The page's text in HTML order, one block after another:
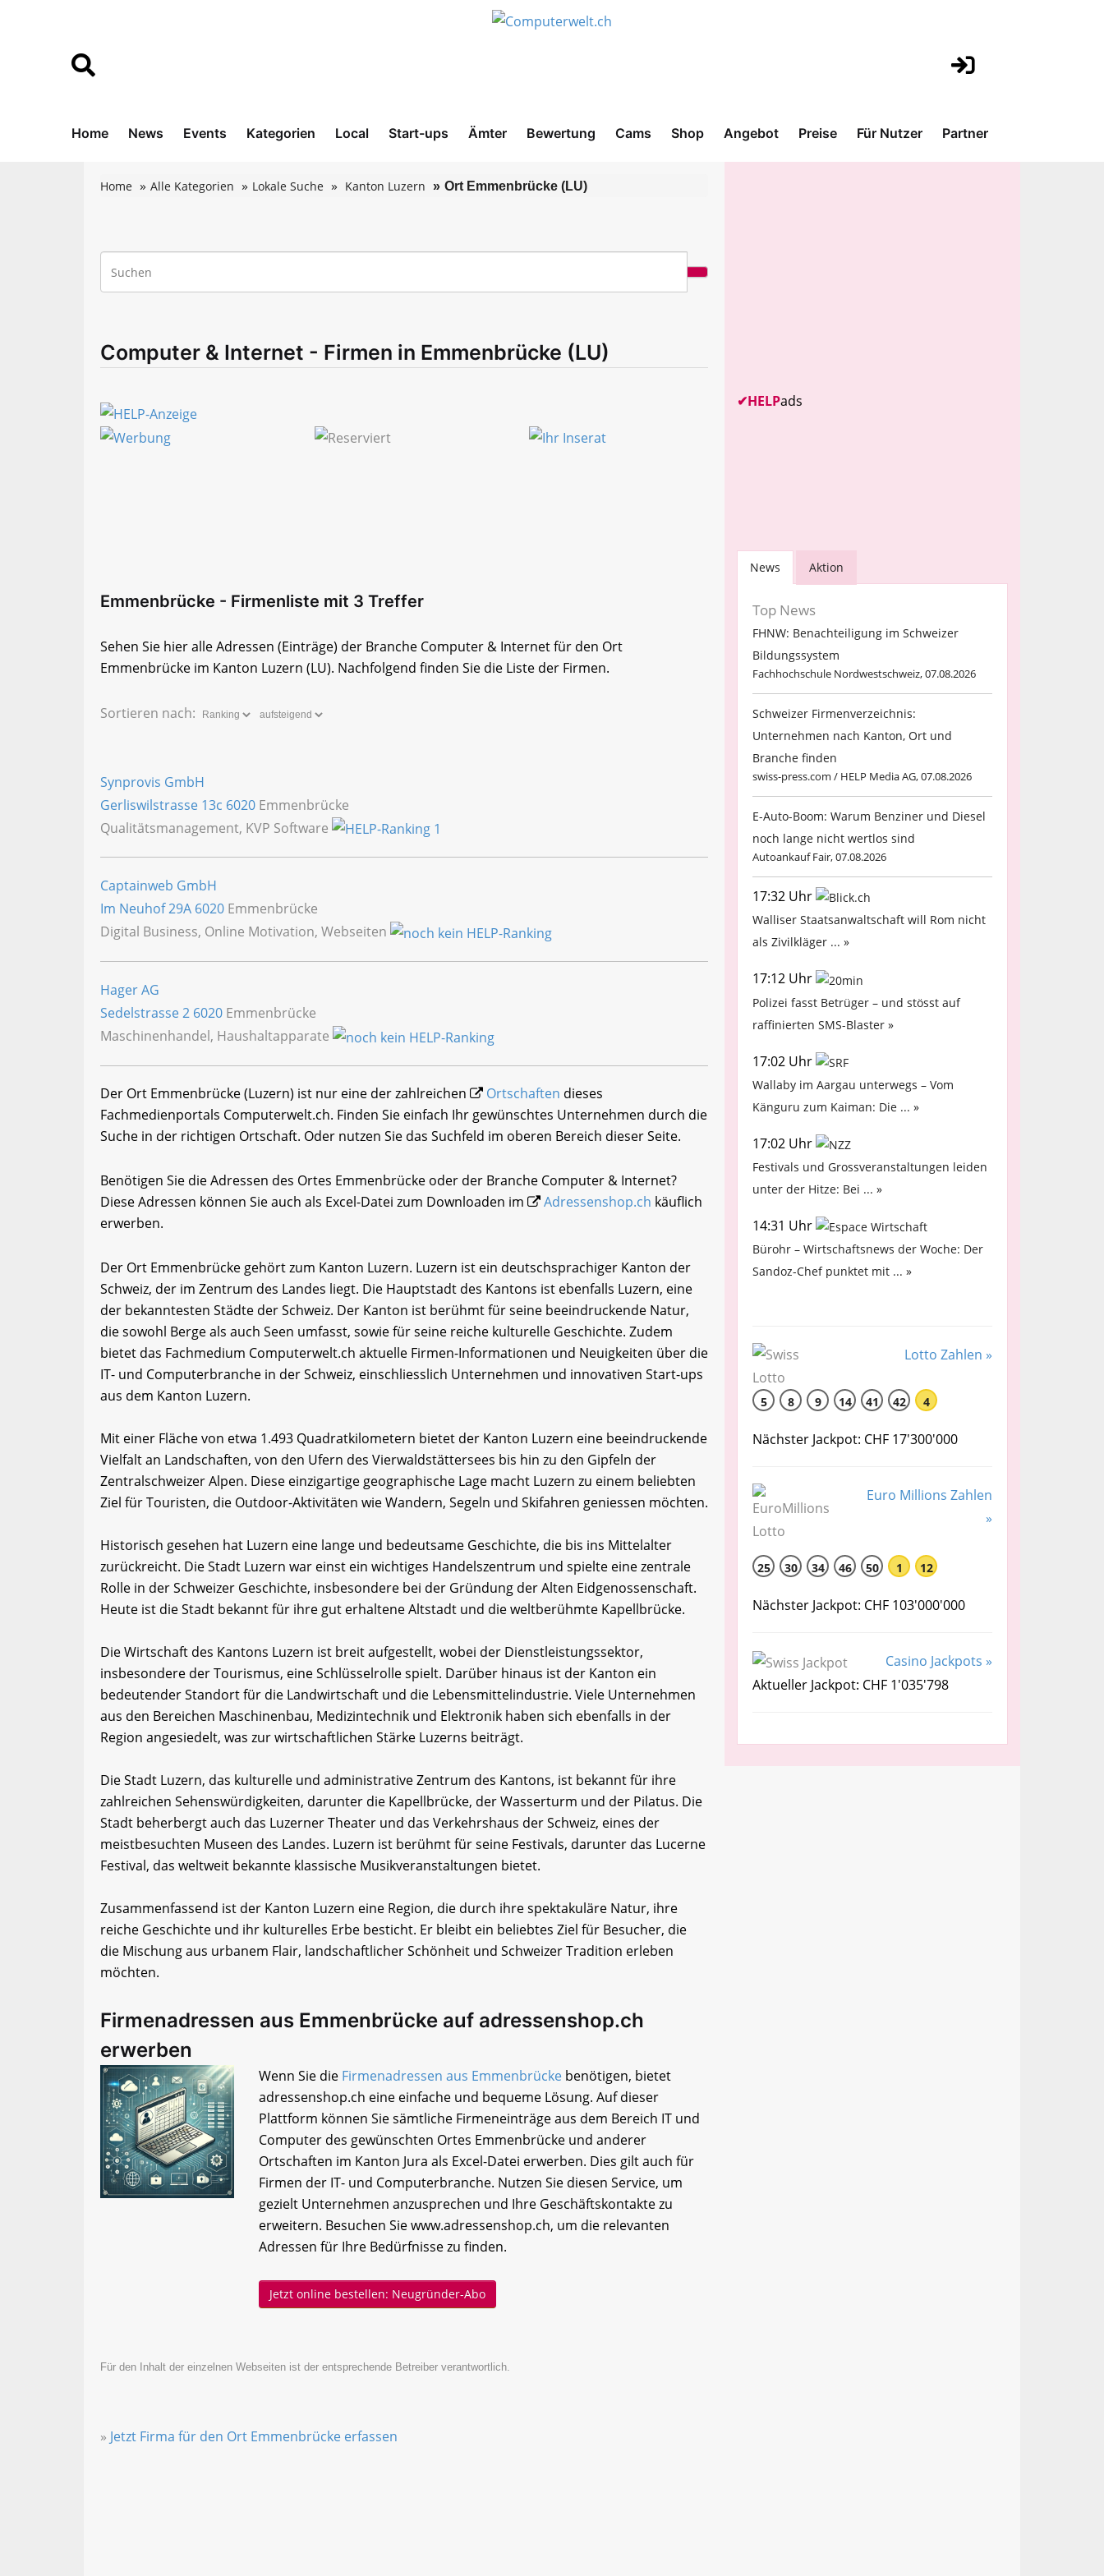
Home News Events Kategorien Local Start-ups Ämter Bewertung Cams Shop Angebot Preise Für Nutzer Partner
Home Alle Kategorien Lokale Suche Kanton Luzern Ort Emmenbrücke (LU)
Computer & Internet - Firmen in Emmenbrücke (LU)
Emmenbrücke - Firmenliste mit 3 Treffer
Sehen Sie hier alle Adressen (Einträge) der Branche Computer & Internet für den Ort
Emmenbrücke im Kanton Luzern (LU). Nachfolgend finden Sie die Liste der Firmen.
Sortieren nach:
Synprovis GmbH
Gerliswilstrasse 13c 6020 Emmenbrücke
Qualitätsmanagement, KVP Software
Captainweb GmbH
Im Neuhof 29A 6020 Emmenbrücke
Digital Business, Online Motivation, Webseiten
Hager AG
Sedelstrasse 2 6020 Emmenbrücke
Maschinenhandel, Haushaltapparate
Der Ort Emmenbrücke (Luzern) ist nur eine der zahlreichen Ortschaften dieses
Fachmedienportals Computerwelt.ch. Finden Sie einfach Ihr gewünschtes Unternehmen durch die
Suche in der richtigen Ortschaft. Oder nutzen Sie das Suchfeld im oberen Bereich dieser Seite.
Benötigen Sie die Adressen des Ortes Emmenbrücke oder der Branche Computer & Internet?
Diese Adressen können Sie auch als Excel-Datei zum Downloaden im
Adressenshop.ch käuflich
erwerben.
Der Ort Emmenbrücke gehört zum Kanton Luzern. Luzern ist ein deutschsprachiger Kanton der
Schweiz, der im Zentrum des Landes liegt. Die Hauptstadt des Kantons ist ebenfalls Luzern, eine
der bekanntesten Städte der Schweiz. Der Kanton ist berühmt für seine beeindruckende Natur,
die sowohl Berge als auch Seen umfasst, sowie für seine reiche kulturelle Geschichte. Zudem
bietet das Fachmedium Computerwelt.ch aktuelle Firmen-Informationen und Neuigkeiten über die
IT- und Computerbranche in der Schweiz, einschliesslich Unternehmen und innovativen Start-ups
aus dem Kanton Luzern.
Mit einer Fläche von etwa 1.493 Quadratkilometern bietet der Kanton Luzern eine beeindruckende
Vielfalt an Landschaften, von den Ufern des Vierwaldstättersees bis hin zu den Gipfeln der
Zentralschweizer Alpen. Diese einzigartige geographische Lage macht Luzern zu einem beliebten
Ziel für Touristen, die Outdoor-Aktivitäten wie Wandern, Segeln und Skifahren geniessen möchten.
Historisch gesehen hat Luzern eine lange und bedeutsame Geschichte, die bis ins Mittelalter
zurückreicht. Die Stadt Luzern war einst ein wichtiges Handelszentrum und spielte eine zentrale
Rolle in der Schweizer Geschichte, insbesondere bei der Gründung der Alten Eidgenossenschaft.
Heute ist die Stadt bekannt für ihre gut erhaltene Altstadt und die weltberühmte Kapellbrücke.
Die Wirtschaft des Kantons Luzern ist breit aufgestellt, wobei der Dienstleistungssektor,
insbesondere der Tourismus, eine Schlüsselrolle spielt. Darüber hinaus ist der Kanton ein
bedeutender Standort für die Landwirtschaft und die Lebensmittelindustrie. Viele Unternehmen
aus den Bereichen Maschinenbau, Medizintechnik und Elektronik haben sich ebenfalls in der
Region angesiedelt, was zur wirtschaftlichen Stärke Luzerns beiträgt.
Die Stadt Luzern, das kulturelle und administrative Zentrum des Kantons, ist bekannt für ihre
zahlreichen Sehenswürdigkeiten, darunter die Kapellbrücke, der Wasserturm und der Pilatus. Die
Stadt beherbergt auch das Luzerner Theater und das Verkehrshaus der Schweiz, eines der
meistbesuchten Museen des Landes. Luzern ist berühmt für seine Festivals, darunter das Lucerne
Festival, das weltweit bekannte klassische Musikveranstaltungen bietet.
Zusammenfassend ist der Kanton Luzern eine Region, die durch ihre spektakuläre Natur, ihre
reiche Geschichte und ihr kulturelles Erbe besticht. Er bleibt ein beliebtes Ziel für Besucher, die
die Mischung aus urbanem Flair, landschaftlicher Schönheit und Schweizer Tradition erleben
möchten.
Firmenadressen aus Emmenbrücke auf adressenshop.ch
erwerben
Wenn Sie die Firmenadressen aus Emmenbrückebenötigen, bietet
adressenshop.ch eine einfache und bequeme Lösung. Auf dieser
Plattform können Sie sämtliche Firmeneinträge aus dem Bereich IT und
Computer des gewünschten Ortes Emmenbrücke und anderer
Ortschaften im Kanton Jura als Excel-Datei erwerben. Dies gilt auch für
Firmen der IT- und Computerbranche. Nutzen Sie diesen Service, um
gezielt Unternehmen anzusprechen und Ihre Geschäftskontakte zu
erweitern. Besuchen Sie www.adressenshop.ch, um die relevanten
Adressen für Ihre Bedürfnisse zu finden.
Jetzt online bestellen: Neugründer-Abo
Für den Inhalt der einzelnen Webseiten ist der entsprechende Betreiber verantwortlich.
» Jetzt Firma für den Ort Emmenbrücke erfassen
✔HELPads
News Aktion
Top News
FHNW: Benachteiligung im Schweizer
Bildungssystem
Fachhochschule Nordwestschweiz, 07.08.2026
Schweizer Firmenverzeichnis:
Unternehmen nach Kanton, Ort und
Branche finden
swiss-press.com / HELP Media AG, 07.08.2026
E-Auto-Boom: Warum Benziner und Diesel
noch lange nicht wertlos sind
Autoankauf Fair, 07.08.2026
17:32 Uhr
Walliser Staatsanwaltschaft will Rom nicht
als Zivilkläger ... »
17:12 Uhr
Polizei fasst Betrüger – und stösst auf
raffinierten SMS-Blaster »
17:02 Uhr
Wallaby im Aargau unterwegs – Vom
Känguru zum Kaiman: Die ... »
17:02 Uhr
Festivals und Grossveranstaltungen leiden
unter der Hitze: Bei ... »
14:31 Uhr
Bürohr – Wirtschaftsnews der Woche: Der
Sandoz-Chef punktet mit ... »
Lotto Zahlen »
5 8 9 14 41 42 4
Nächster Jackpot: CHF 17'300'000
Euro Millions Zahlen
»
25 30 34 46 50 1 12
Nächster Jackpot: CHF 103'000'000
Casino Jackpots »
Aktueller Jackpot: CHF 1'035'798